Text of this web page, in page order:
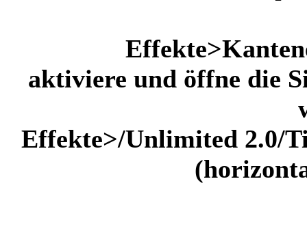
aktiviere und öffne die
Effekte>/Unlimited